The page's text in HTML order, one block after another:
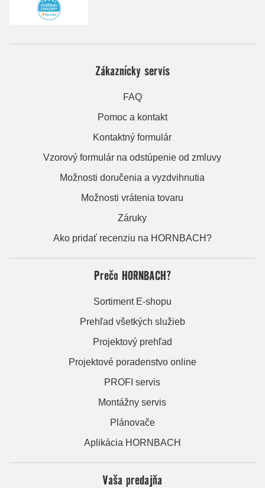
Zákaznícky servis
FAQ
Pomoc a kontakt
Kontaktný formulár
Vzorový formulár na odstúpenie od zmluvy
Možnosti doručenia a vyzdvihnutia
Možnosti vrátenia tovaru
Záruky
Ako pridať recenziu na HORNBACH?
Prečo HORNBACH?
Sortiment E-shopu
Prehľad všetkých služieb
Projektový prehľad
Projektové poradenstvo online
PROFI servis
Montážny servis
Plánovače
Aplikácia HORNBACH
Vaša predajňa